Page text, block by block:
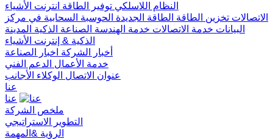
النظام اللاسلكي توفير الطاقة انترنت الأشياء
الاتصالات تخزين الطاقة الطاقة الجديدة الحوسبة السحابية في مركز
البيانات خدمة الاتصالات خدمة الهندسة الصناعة الذكية المدينة
الذكية & إنترنت الأشياء
أخبار الشركة اخبار الصناعة
خدمة الأعمال الدعم الفني
عنوان الاتصال الوكلاء الأجانب
عنا
عنا
ملخص الشركة
التطوير الاستراتيجي
الرؤية &المهمة